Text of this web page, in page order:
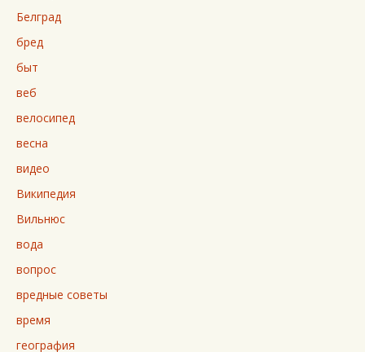
Белград
бред
быт
веб
велосипед
весна
видео
Википедия
Вильнюс
вода
вопрос
вредные советы
время
география